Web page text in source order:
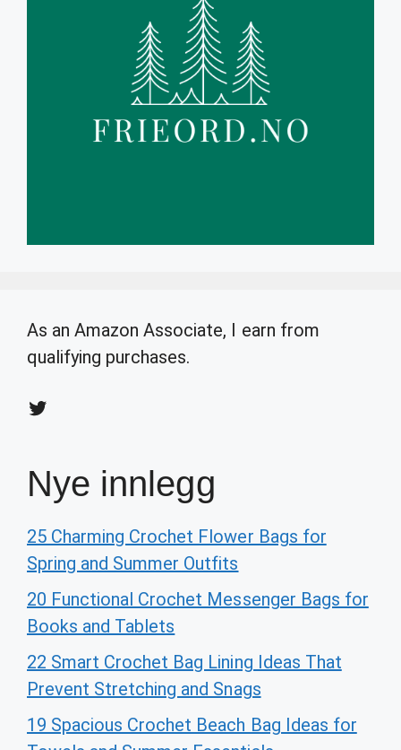
As an Amazon Associate, I earn from
qualifying purchases.
Twitter
Nye innlegg
25 Charming Crochet Flower Bags for
Spring and Summer Outfits
20 Functional Crochet Messenger Bags for
Books and Tablets
22 Smart Crochet Bag Lining Ideas That
Prevent Stretching and Snags
19 Spacious Crochet Beach Bag Ideas for